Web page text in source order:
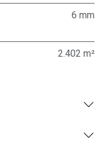
6 mm
2.402 m²